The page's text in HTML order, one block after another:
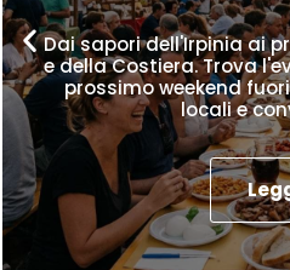
Dai sapori dell'Irpinia ai
e della Costiera. Trova
prossimo weekend
locali e